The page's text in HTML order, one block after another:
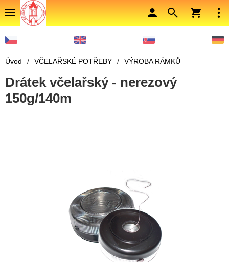
Úvod / VČELAŘSKÉ POTŘEBY / VÝROBA RÁMKŮ
Drátek včelařský - nerezový
150g/140m